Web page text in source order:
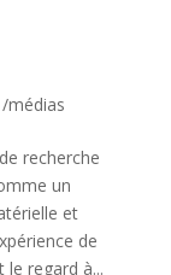
médias
recherche
un
et
de
regard à...